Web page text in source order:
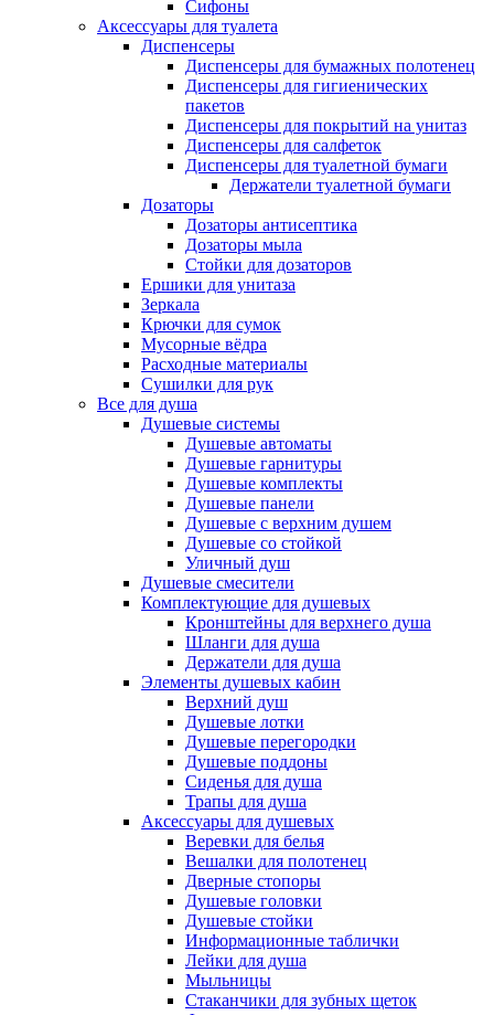
Сифоны
Аксессуары для туалета
Диспенсеры
Диспенсеры для бумажных полотенец
Диспенсеры для гигиенических
пакетов
Диспенсеры для покрытий на унитаз
Диспенсеры для салфеток
Диспенсеры для туалетной бумаги
Держатели туалетной бумаги
Дозаторы
Дозаторы антисептика
Дозаторы мыла
Стойки для дозаторов
Ершики для унитаза
Зеркала
Крючки для сумок
Мусорные вёдра
Расходные материалы
Сушилки для рук
Все для душа
Душевые системы
Душевые автоматы
Душевые гарнитуры
Душевые комплекты
Душевые панели
Душевые с верхним душем
Душевые со стойкой
Уличный душ
Душевые смесители
Комплектующие для душевых
Кронштейны для верхнего душа
Шланги для душа
Держатели для душа
Элементы душевых кабин
Верхний душ
Душевые лотки
Душевые перегородки
Душевые поддоны
Сиденья для душа
Трапы для душа
Аксессуары для душевых
Веревки для белья
Вешалки для полотенец
Дверные стопоры
Душевые головки
Душевые стойки
Информационные таблички
Лейки для душа
Мыльницы
Стаканчики для зубных щеток